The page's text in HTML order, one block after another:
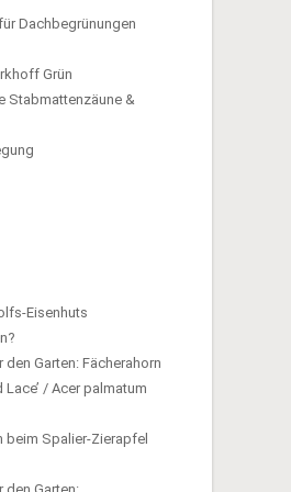
Dachbegrünungen
Grün
Stabmattenzäune &
Eisenhuts
Garten: Fächerahorn
/ Acer palmatum
beim Spalier-Zierapfel